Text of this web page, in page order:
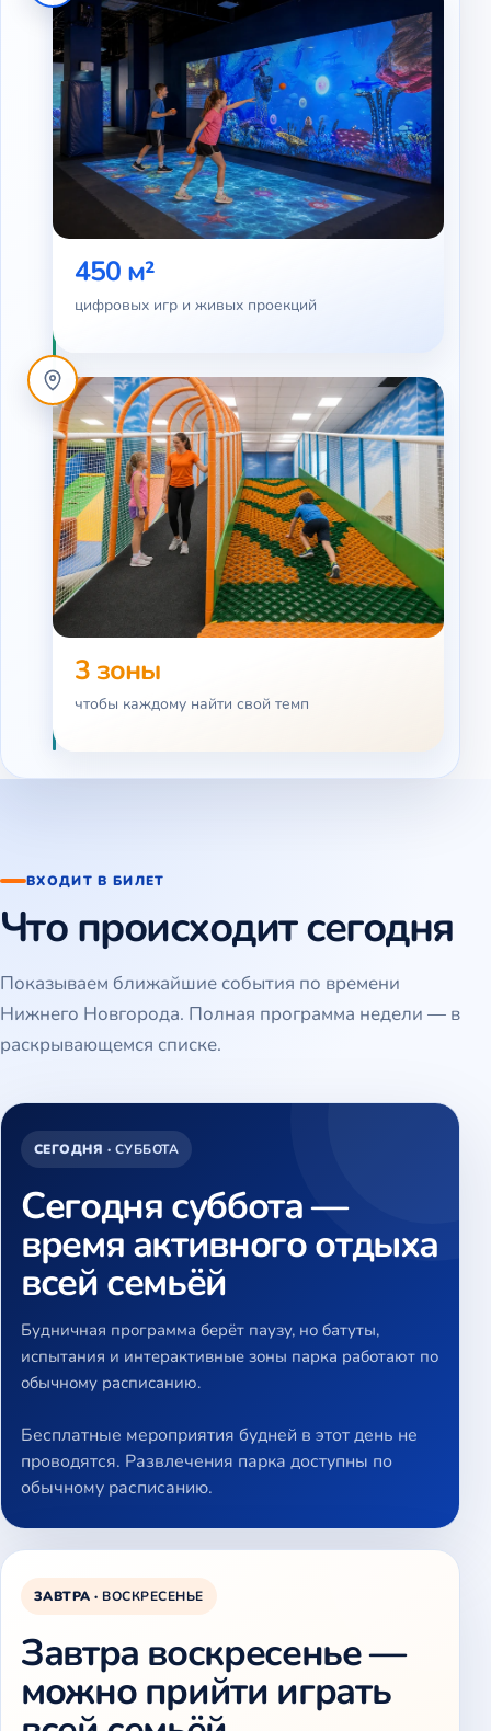
450 м²
цифровых игр и живых проекций
3 зоны
чтобы каждому найти свой темп
ВХОДИТ В БИЛЕТ
Что происходит сегодня
Показываем ближайшие события по времени
Нижнего Новгорода. Полная программа недели — в
раскрывающемся списке.
СЕГОДНЯ · СУББОТА
Сегодня суббота —
время активного отдыха
всей семьёй
Будничная программа берёт паузу, но батуты,
испытания и интерактивные зоны парка работают по
обычному расписанию.
Бесплатные мероприятия будней в этот день не
проводятся. Развлечения парка доступны по
обычному расписанию.
ЗАВТРА · ВОСКРЕСЕНЬЕ
Завтра воскресенье —
можно прийти играть